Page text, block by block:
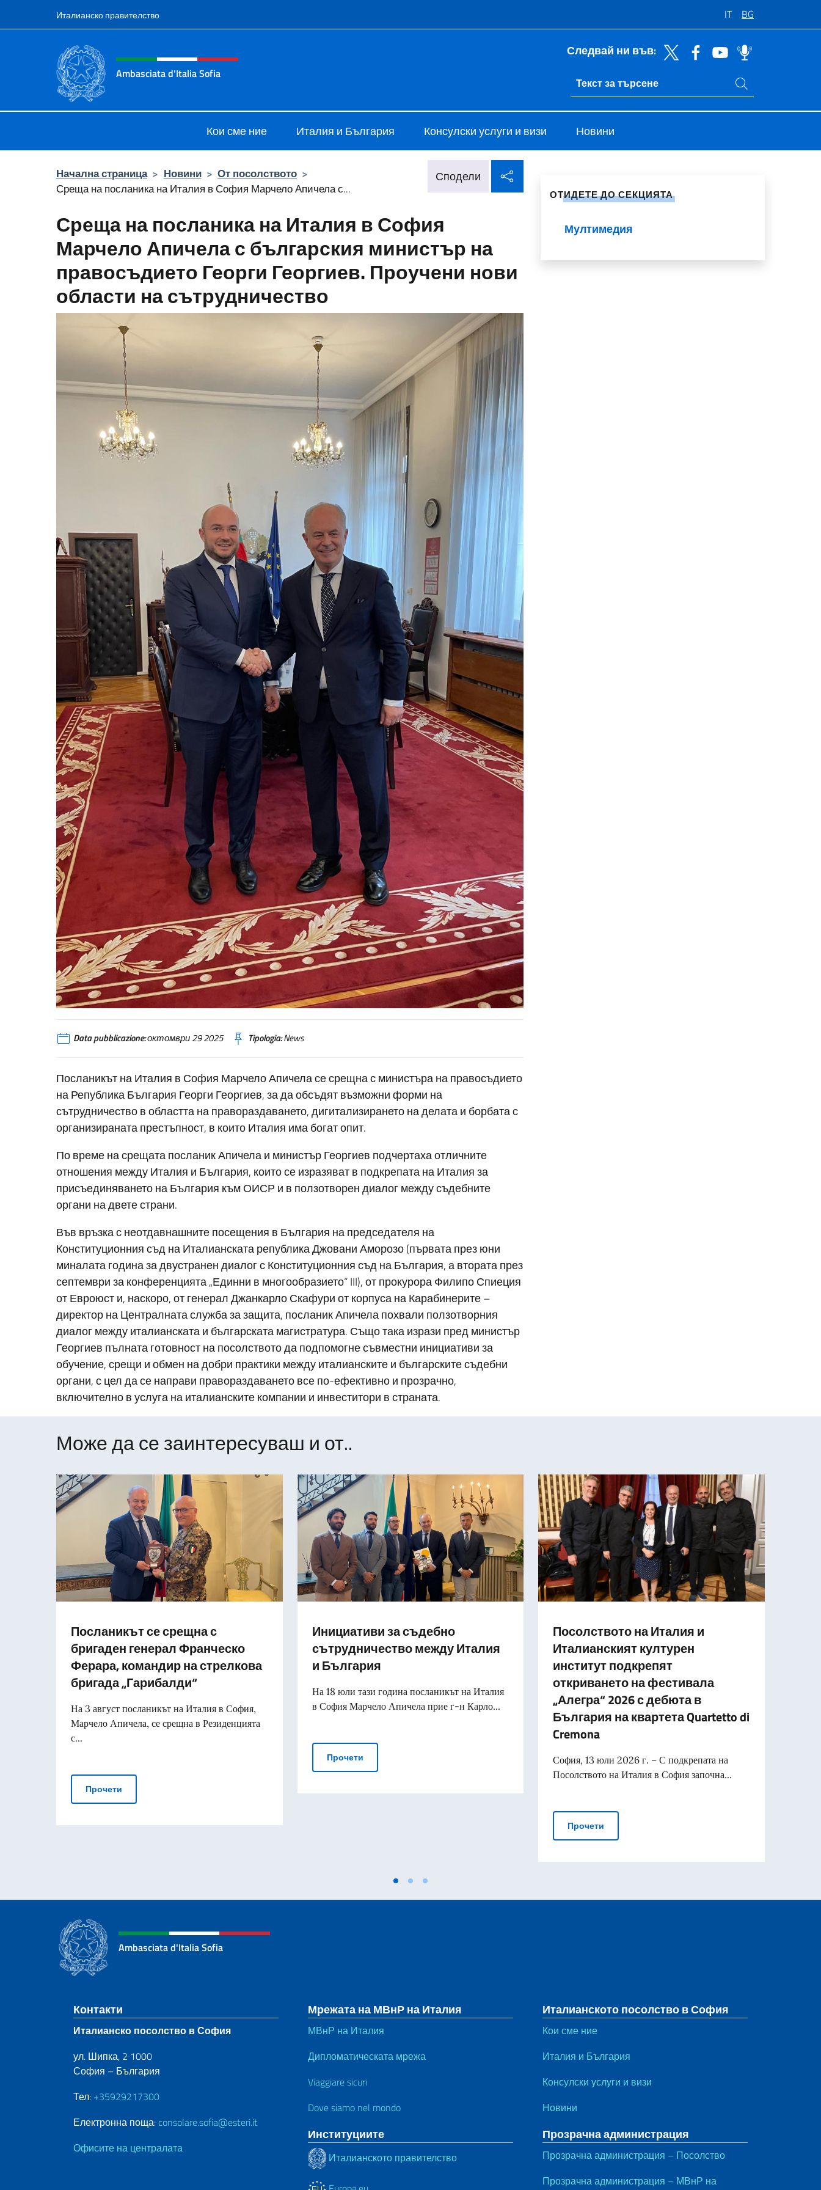
Италианско правителство IT BG
Intestazione sito, social e menù
Ambasciata d'Italia Sofia
Следвай ни във:
Ricerca sito live
Търси в сайта
Кои сме ние Италия и България Консулски услуги и визи Новини
Начална страница > Новини > От посолството >
Среща на посланика на Италия в София Марчело Апичела с...
Сподели
Среща на посланика на Италия в София
Марчело Апичела с българския министър на
правосъдието Георги Георгиев. Проучени нови
области на сътрудничество
Data pubblicazione:октомври 29 2025 Tipologia:News
Посланикът на Италия в София Марчело Апичела се срещна с министъра на правосъдието
на Република България Георги Георгиев, за да обсъдят възможни форми на
сътрудничество в областта на правораздаването, дигитализирането на делата и борбата с
организираната престъпност, в които Италия има богат опит.
По време на срещата посланик Апичела и министър Георгиев подчертаха отличните
отношения между Италия и България, които се изразяват в подкрепата на Италия за
присъединяването на България към ОИСР и в ползотворен диалог между съдебните
органи на двете страни.
Във връзка с неотдавнашните посещения в България на председателя на
Конституционния съд на Италианската република Джовани Аморозо (първата през юни
миналата година за двустранен диалог с Конституционния съд на България, а втората през
септември за конференцията „Единни в многообразието“ III), от прокурора Филипо Спиеция
от Евроюст и, наскоро, от генерал Джанкарло Скафури от корпуса на Карабинерите –
директор на Централната служба за защита, посланик Апичела похвали ползотворния
диалог между италианската и българската магистратура. Също така изрази пред министър
Георгиев пълната готовност на посолството да подпомогне съвместни инициативи за
обучение, срещи и обмен на добри практики между италианските и българските съдебни
органи, с цел да се направи правораздаването все по-ефективно и прозрачно,
включително в услуга на италианските компании и инвеститори в страната.
ОТИДЕТЕ ДО СЕКЦИЯТА
Мултимедия
Може да се заинтересуваш и от..
Посланикът се срещна с
бригаден генерал Франческо
Ферара, командир на стрелкова
бригада „Гарибалди“
На 3 август посланикът на Италия в София,
Марчело Апичела, се срещна в Резиденцията
с...
Прочети
Инициативи за съдебно
сътрудничество между Италия
и България
На 18 юли тази година посланикът на Италия
в София Марчело Апичела прие г-н Карло...
ПрочетиИнициативи за съдебно сътрудничество между Италия и България
Посолството на Италия и
Италианският културен
институт подкрепят
откриването на фестивала
„Алегра“ 2026 с дебюта в
България на квартета Quartetto di
Cremona
София, 13 юли 2026 г. – С подкрепата на
Посолството на Италия в София започна...
Прочети
Ambasciata d'Italia Sofia
Sezione footer
Контакти
Италианско посолство в София
ул. Шипка, 2 1000
София – България
Тел: +35929217300
Електронна поща: consolare.sofia@esteri.it
Офисите на централата
Мрежата на МВнР на Италия
МВнР на Италия
Дипломатическата мрежа
Viaggiare sicuri
Dove siamo nel mondo
Институциите
Италианското правителство
Италианското посолство в София
Кои сме ние
Италия и България
Консулски услуги и визи
Новини
Прозрачна администрация
Прозрачна администрация – Посолство
Прозрачна администрация – МВнР на